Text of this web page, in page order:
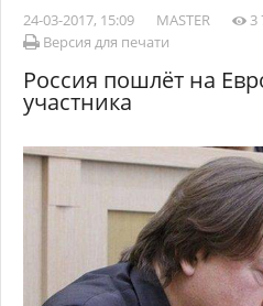
24-03-2017, 15:09 MASTER
3
Версия для печати
Россия пошлёт на
участника